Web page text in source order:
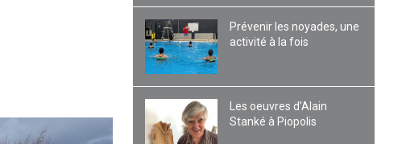
Prévenir les noyades, une
activité à la fois
Les oeuvres d’Alain
Stanké à Piopolis